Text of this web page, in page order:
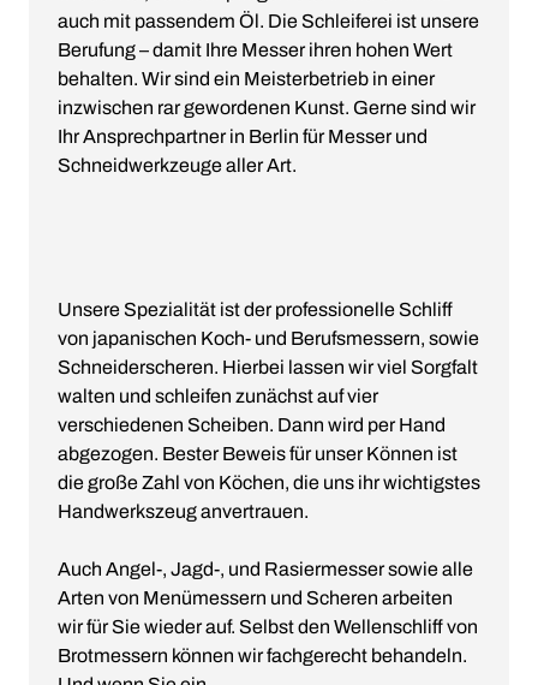
auch mit passendem Öl. Die Schleiferei ist unsere
Berufung – damit Ihre Messer ihren hohen Wert
behalten. Wir sind ein Meisterbetrieb in einer
inzwischen rar gewordenen Kunst. Gerne sind wir
Ihr Ansprechpartner in Berlin für Messer und
Schneidwerkzeuge aller Art.
Unsere Spezialität ist der professionelle Schliff
von japanischen Koch- und Berufsmessern, sowie
Schneiderscheren. Hierbei lassen wir viel Sorgfalt
walten und schleifen zunächst auf vier
verschiedenen Scheiben. Dann wird per Hand
abgezogen. Bester Beweis für unser Können ist
die große Zahl von Köchen, die uns ihr wichtigstes
Handwerkszeug anvertrauen.
Auch Angel-, Jagd-, und Rasiermesser sowie alle
Arten von Menümessern und Scheren arbeiten
wir für Sie wieder auf. Selbst den Wellenschliff von
Brotmessern können wir fachgerecht behandeln.